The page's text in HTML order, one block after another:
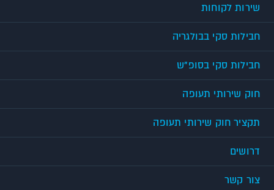
שירות לקוחות
חבילות סקי בבולגריה
חבילות סקי בסופ"ש
חוק שירותי תעופה
תקציר חוק שירותי תעופה
דרושים
צור קשר